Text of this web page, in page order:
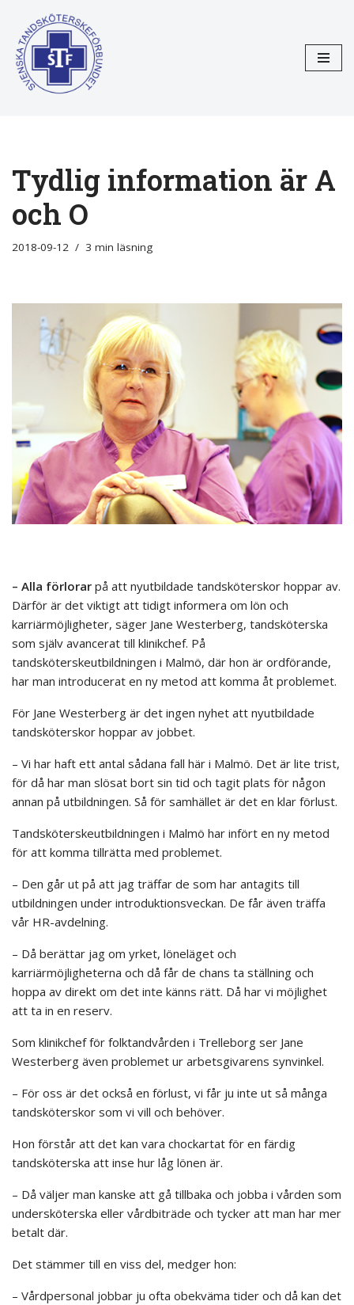
Hoppa
till
innehåll
Tydlig information är A
och O
2018-09-12 3 min läsning
– Alla förlorar på att nyutbildade tandsköterskor hoppar av.
Därför är det viktigt att tidigt informera om lön och
karriärmöjligheter, säger Jane Westerberg, tandsköterska
som själv avancerat till klinikchef. På
tandsköterskeutbildningen i Malmö, där hon är ordförande,
har man introducerat en ny metod att komma åt problemet.
För Jane Westerberg är det ingen nyhet att nyutbildade
tandsköterskor hoppar av jobbet.
– Vi har haft ett antal sådana fall här i Malmö. Det är lite trist,
för då har man slösat bort sin tid och tagit plats för någon
annan på utbildningen. Så för samhället är det en klar förlust.
Tandsköterskeutbildningen i Malmö har infört en ny metod
för att komma tillrätta med problemet.
– Den går ut på att jag träffar de som har antagits till
utbildningen under introduktionsveckan. De får även träffa
vår HR-avdelning.
– Då berättar jag om yrket, löneläget och
karriärmöjligheterna och då får de chans ta ställning och
hoppa av direkt om det inte känns rätt. Då har vi möjlighet
att ta in en reserv.
Som klinikchef för folktandvården i Trelleborg ser Jane
Westerberg även problemet ur arbetsgivarens synvinkel.
– För oss är det också en förlust, vi får ju inte ut så många
tandsköterskor som vi vill och behöver.
Hon förstår att det kan vara chockartat för en färdig
tandsköterska att inse hur låg lönen är.
– Då väljer man kanske att gå tillbaka och jobba i vården som
undersköterska eller vårdbiträde och tycker att man har mer
betalt där.
Det stämmer till en viss del, medger hon:
– Vårdpersonal jobbar ju ofta obekväma tider och då kan det